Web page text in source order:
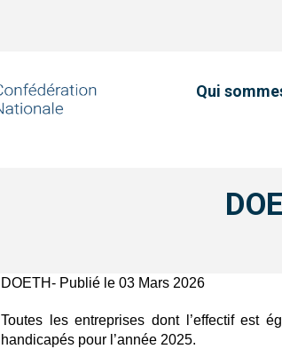
Qui
DOETH- Publié le 03 Mars 2026
Toutes les entreprises dont l’effectif est
handicapés pour l’année 2025.